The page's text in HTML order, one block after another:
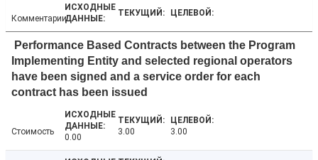
Комментарии
Performance Based Contracts between the Program
Implementing Entity and selected regional operators
have been signed and a service order for each
contract has been issued
Стоимость
0.00
3.00 3.00